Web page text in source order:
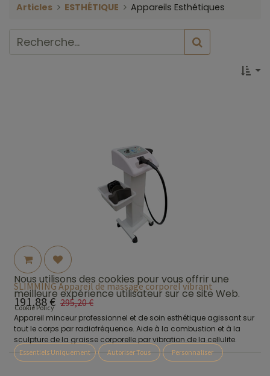
Articles ESTHÉTIQUE Appareils Esthétiques
SLIMMING Appareil de massage corporel vibrant
191,88€ 295,20€
Appareil minceur professionnel et de soin esthétique agissant sur
tout le corps par radiofréquence. Aide à la combustion et à la
sculpture de la graisse corporelle par vibration de la cellulite.
Nous utilisons des cookies pour vous offrir une
meilleure expérience utilisateur sur ce site Web.
Cookie Policy
Essentiels Uniquement Autoriser Tous Personnaliser